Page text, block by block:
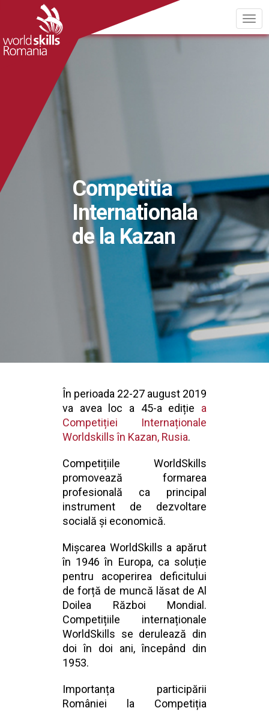
Competitia
Internationala
de la Kazan
În perioada 22-27 august 2019
va avea loc a 45-a ediție a
Competiției Internaționale
Worldskills în Kazan, Rusia.
Competițiile WorldSkills
promovează formarea
profesională ca principal
instrument de dezvoltare
socială și economică.
Mișcarea WorldSkills a apărut
în 1946 în Europa, ca soluție
pentru acoperirea deficitului
de forță de muncă lăsat de Al
Doilea Război Mondial.
Competițiile internaționale
WorldSkills se derulează din
doi în doi ani, începând din
1953.
Importanța participării
României la Competiția